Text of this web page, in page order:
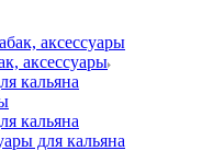
аксессуары
кальяна
кальяна
для кальяна